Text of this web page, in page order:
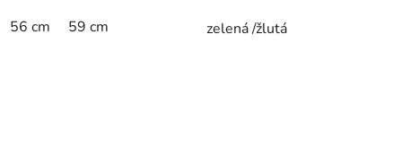
56 cm 59 cm zelená /žlutá